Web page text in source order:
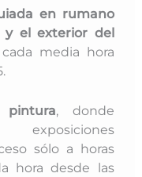
en rumano
el exterior del
media hora
, donde
exposiciones
sólo a horas
hora desde las